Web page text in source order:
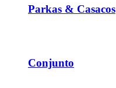
Parkas & Casacos
Conjunto